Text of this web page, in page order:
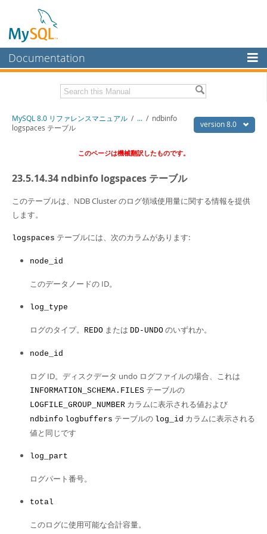
Documentation
MySQL Enterprise
Workbench
More
Download this Manual version 8.0
MySQL 8.0 リファレンスマニュアル / ... / ndbinfo
logspaces テーブル
このページは機械翻訳したものです。
23.5.14.34 ndbinfo logspaces テーブル
このテーブルは、NDB Cluster のログ領域使用量に関する情報を提供
します。
logspaces テーブルには、次のカラムがあります:
node_id
このデータノードの ID。
log_type
ログのタイプ。 REDO または DD-UNDO のいずれか。
node_id
ログ ID。ディスクデータ undo ログファイルの場合、これは
INFORMATION_SCHEMA.FILES テーブルの
LOGFILE_GROUP_NUMBER カラムに表示される値および
ndbinfo logbuffers テーブルの log_id カラムに表示される
値と同じです
log_part
ログパート番号。
total
このログに使用可能な合計容量。